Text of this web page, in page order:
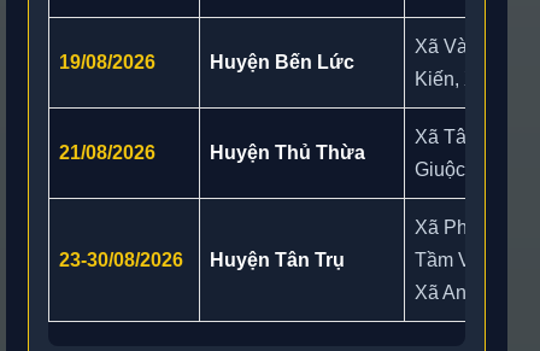
19/08/2026 Huyện Bến Lức
Xã Vàm Cỏ,
Kiến, Xã
21/08/2026 Huyện Thủ Thừa
Xã Tân Lân,
Giuộc, Xã
23-30/08/2026 Huyện Tân Trụ
Xã Phước
Tầm Vu, Xã
Xã An Lục